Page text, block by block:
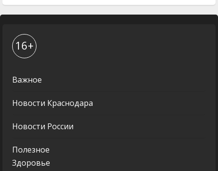
16+
Важное
Новости Краснодара
Новости России
Полезное
Здоровье